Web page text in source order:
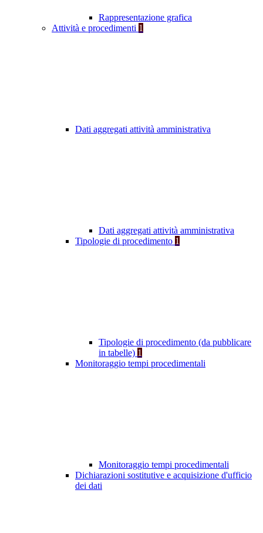
Rappresentazione grafica
Attività e procedimenti 1
Dati aggregati attività amministrativa
Dati aggregati attività amministrativa
Tipologie di procedimento 1
Tipologie di procedimento (da pubblicare
in tabelle) 1
Monitoraggio tempi procedimentali
Monitoraggio tempi procedimentali
Dichiarazioni sostitutive e acquisizione d'ufficio
dei dati